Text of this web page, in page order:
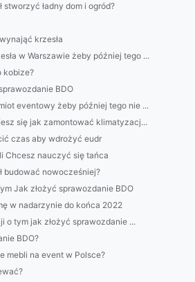
ładny dom i ogród?
krzesła
w Warszawie żeby później tego ...
kobize?
BDO
eventowy żeby później tego nie ...
się jak zamontować klimatyzacj...
czas aby wdrożyć eudr
Chcesz nauczyć się tańca
budować nowocześniej?
Jak złożyć sprawozdanie BDO
w nadarzynie do końca 2022
o tym jak złożyć sprawozdanie ...
BDO?
mebli na event w Polsce?